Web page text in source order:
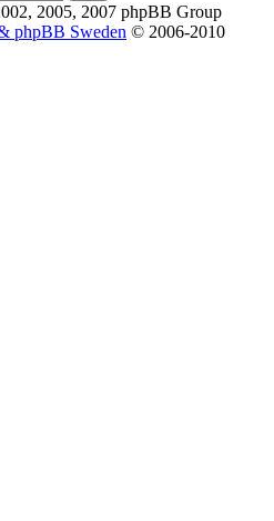
2005, 2007 phpBB Group
phpBB Sweden © 2006-2010